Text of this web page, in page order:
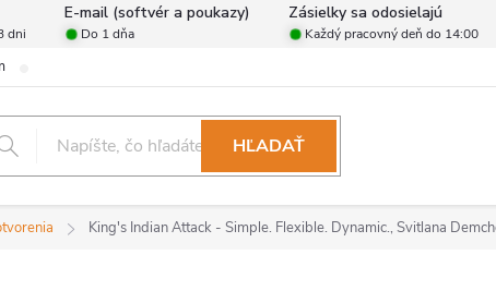
E-mail (softvér a poukazy) Zásielky sa odosielajú
dni Do 1 dňa Každý pracovný deň do 14:00
HĽADAŤ
King's Indian Attack - Simple. Flexible. Dynamic., Svitlana